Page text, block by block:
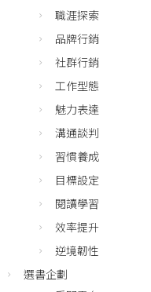
職涯探索
品牌行銷
社群行銷
工作型態
魅力表達
溝通談判
習慣養成
目標設定
閱讀學習
效率提升
逆境韌性
選書企劃